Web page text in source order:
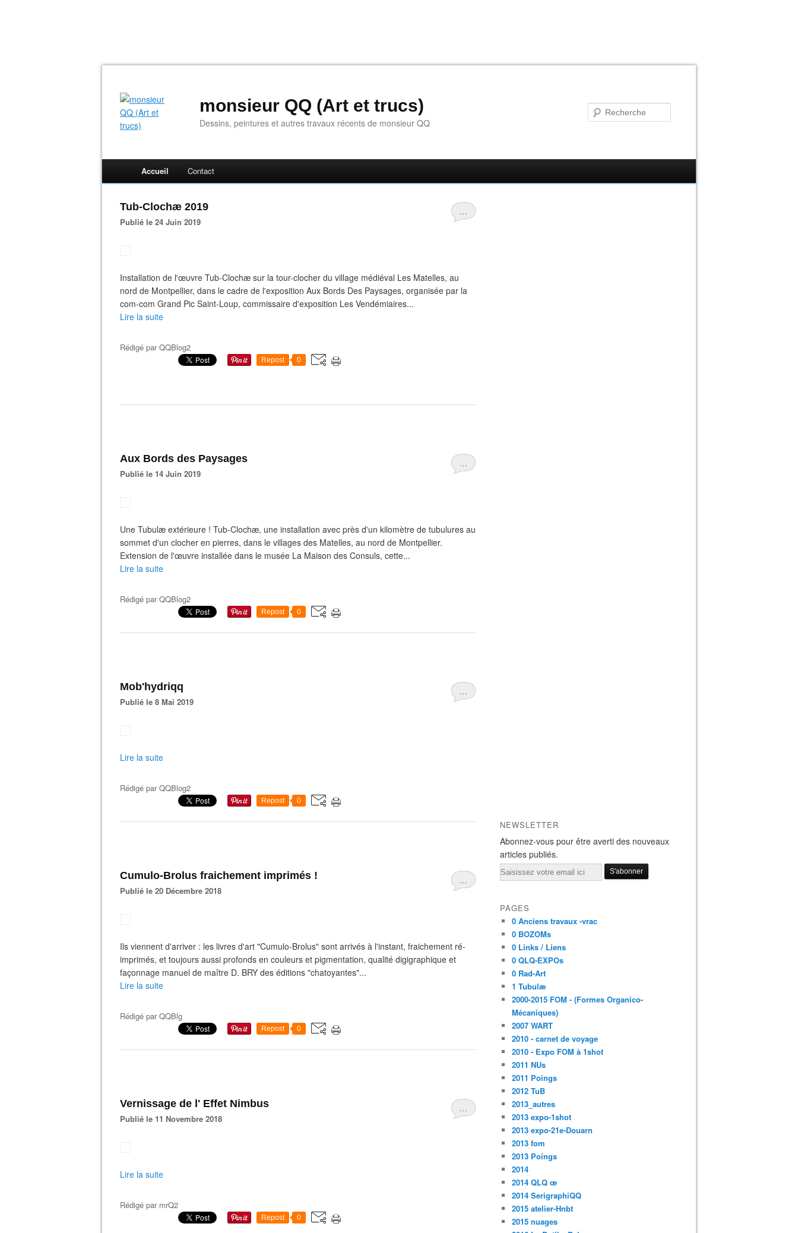
monsieur QQ (Art et trucs)
Dessins, peintures et autres travaux récents de monsieur QQ
Accueil Contact
…
Tub-Clochæ 2019
Publié le 24 Juin 2019
Installation de l'œuvre Tub-Clochæ sur la tour-clocher du village médiéval Les Matelles, au
nord de Montpellier, dans le cadre de l'exposition Aux Bords Des Paysages, organisée par la
com-com Grand Pic Saint-Loup, commissaire d'exposition Les Vendémiaires...
Lire la suite
Rédigé parQQBlog2
Repost 0
…
Aux Bords des Paysages
Publié le 14 Juin 2019
Une Tubulæ extérieure ! Tub-Clochæ, une installation avec près d'un kilomètre de tubulures au
sommet d'un clocher en pierres, dans le villages des Matelles, au nord de Montpellier.
Extension de l'œuvre installée dans le musée La Maison des Consuls, cette...
Lire la suite
Rédigé parQQBlog2
Repost 0
…
Mob'hydriqq
Publié le 8 Mai 2019
Lire la suite
Rédigé parQQBlog2
Repost 0
…
Cumulo-Brolus fraichement imprimés !
Publié le 20 Décembre 2018
Ils viennent d'arriver : les livres d'art "Cumulo-Brolus" sont arrivés à l'instant, fraichement ré-
imprimés, et toujours aussi profonds en couleurs et pigmentation, qualité digigraphique et
façonnage manuel de maître D. BRY des éditions "chatoyantes"...
Lire la suite
Rédigé parQQBlg
Repost 0
…
Vernissage de l' Effet Nimbus
Publié le 11 Novembre 2018
Lire la suite
Rédigé par mrQ2
Repost 0
NEWSLETTER
Abonnez-vous pour être averti des nouveaux
articles publiés.
Email
PAGES
0 Anciens travaux -vrac
0 BOZOMs
0 Links / Liens
0 QLQ-EXPOs
0 Rad-Art
1 Tubulæ
2000-2015 FOM - (Formes Organico-
Mécaniques)
2007 WART
2010 - carnet de voyage
2010 - Expo FOM à 1shot
2011 NUs
2011 Poings
2012 TuB
2013_autres
2013 expo-1shot
2013 expo-21e-Douarn
2013 fom
2013 Poings
2014
2014 QLQ œ
2014 SerigraphiQQ
2015 atelier-Hnbt
2015 nuages